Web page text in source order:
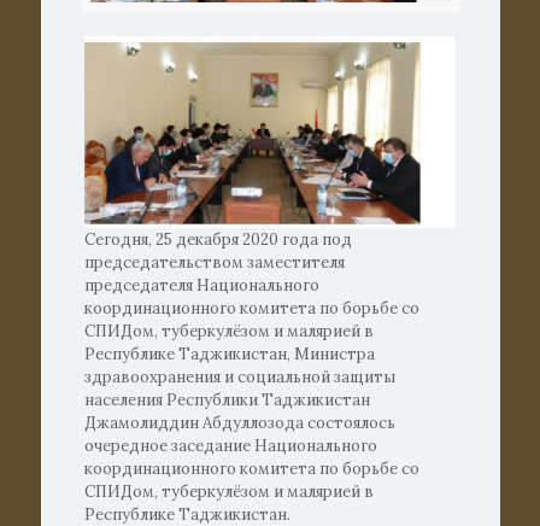
Сегодня, 25 декабря 2020 года под
председательством заместителя
председателя Национального
координационного комитета по борьбе со
СПИДом, туберкулёзом и малярией в
Республике Таджикистан, Министра
здравоохранения и социальной защиты
населения Республики Таджикистан
Джамолиддин Абдуллозода состоялось
очередное заседание Национального
координационного комитета по борьбе со
СПИДом, туберкулёзом и малярией в
Республике Таджикистан.